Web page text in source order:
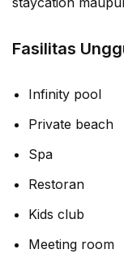
Fasilitas
Infinity pool
Private beach
Spa
Restoran
Kids club
Meeting room